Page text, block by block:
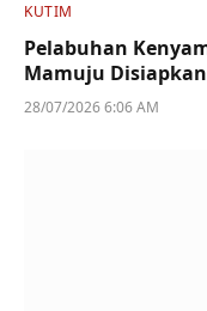
KUTIM
Pelabuhan
Mamuju Disiapkan
28/07/2026 6:06 AM